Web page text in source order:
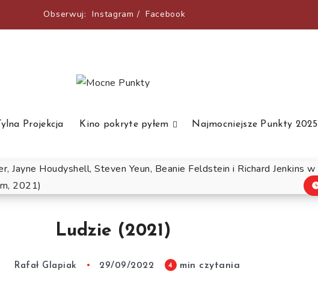
Obserwuj: Instagram / Facebook
Tylna Projekcja Kino pokryte pyłem Najmocniejsze Punkty 2025
Ludzie (2021)
Rafał Glapiak 29/09/2022 4 min czytania